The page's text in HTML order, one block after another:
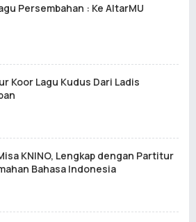
Persembahan : Ke AltarMU
Koor Lagu Kudus Dari Ladis
KNINO, Lengkap dengan Partitur
Bahasa Indonesia